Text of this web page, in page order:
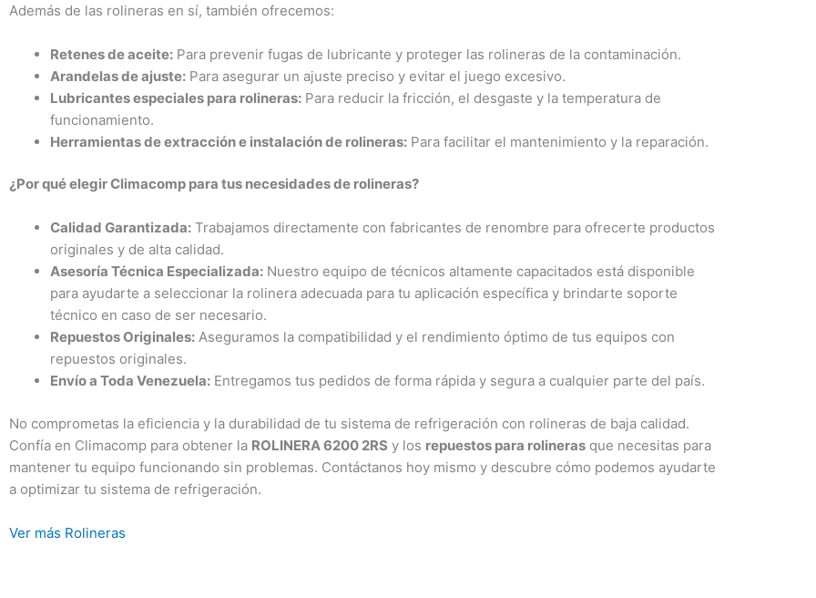
Además de las rolineras en sí, también ofrecemos:
Retenes de aceite: Para prevenir fugas de lubricante y proteger las rolineras de la contaminación.
Arandelas de ajuste: Para asegurar un ajuste preciso y evitar el juego excesivo.
Lubricantes especiales para rolineras: Para reducir la fricción, el desgaste y la temperatura de
funcionamiento.
Herramientas de extracción e instalación de rolineras: Para facilitar el mantenimiento y la reparación.
¿Por qué elegir Climacomp para tus necesidades de rolineras?
Calidad Garantizada: Trabajamos directamente con fabricantes de renombre para ofrecerte productos
originales y de alta calidad.
Asesoría Técnica Especializada: Nuestro equipo de técnicos altamente capacitados está disponible
para ayudarte a seleccionar la rolinera adecuada para tu aplicación específica y brindarte soporte
técnico en caso de ser necesario.
Repuestos Originales: Aseguramos la compatibilidad y el rendimiento óptimo de tus equipos con
repuestos originales.
Envío a Toda Venezuela: Entregamos tus pedidos de forma rápida y segura a cualquier parte del país.
No comprometas la eficiencia y la durabilidad de tu sistema de refrigeración con rolineras de baja calidad.
Confía en Climacomp para obtener la ROLINERA 6200 2RS y los repuestos para rolineras que necesitas para
mantener tu equipo funcionando sin problemas. Contáctanos hoy mismo y descubre cómo podemos ayudarte
a optimizar tu sistema de refrigeración.
Ver más Rolineras